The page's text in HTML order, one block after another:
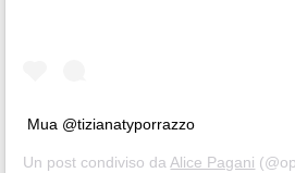
Mua @tizianatyporrazzo
Un post condiviso daAlice Pagani